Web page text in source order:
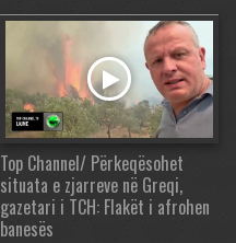
Top Channel/ Përkeqësohet
situata e zjarreve në Greqi,
gazetari i TCH: Flakët i afrohen
banesës